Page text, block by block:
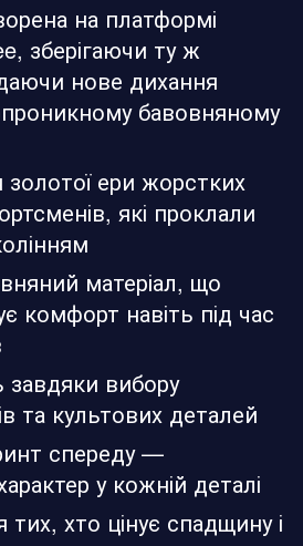
на платформі
зберігаючи ту ж
нове дихання
бавовняному
ери жорстких
які проклали
матеріал, що
комфорт навіть під час
завдяки вибору
та культових деталей
спереду —
у кожній деталі
хто цінує спадщину і